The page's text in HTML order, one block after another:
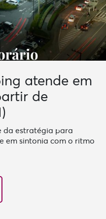
atende em
de
da estratégia para
em sintonia com o ritmo